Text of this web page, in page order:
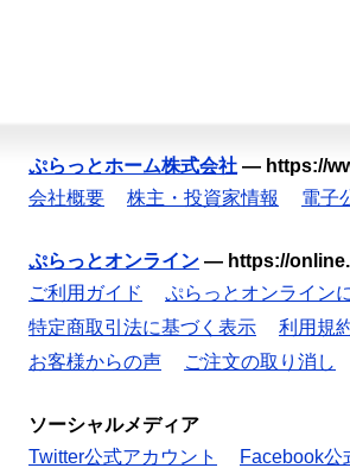
ぷらっとホーム株式会社 — https://
会社概要
株主・投資家情報 電子
ぷらっとオンライン — https://
ご利用ガイド
ぷらっとオンライン
特定商取引法に基づく表示
利用規
お客様からの声
ご注文の取り消し
ソーシャルメディア
Twitter公式アカウント
Facebook公